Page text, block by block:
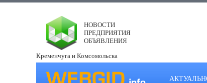
НОВОСТИ
ПРЕДПРИЯТИЯ
ОБЪЯВЛЕНИЯ
Кременчуга и Комсомольска